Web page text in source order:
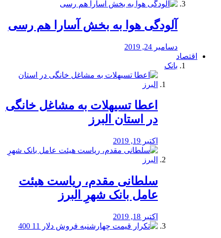
آلودگی هوا به بخش آسارا هم رسی
دسامبر 24, 2019
اقتصاد
بانک
️اعطا تسیهلات به مشاغل خانگی
در استان البرز
اکتبر 19, 2019
سلطانی مقدم، ریاست هیئت
عامل بانک شهرِ البرز
اکتبر 18, 2019